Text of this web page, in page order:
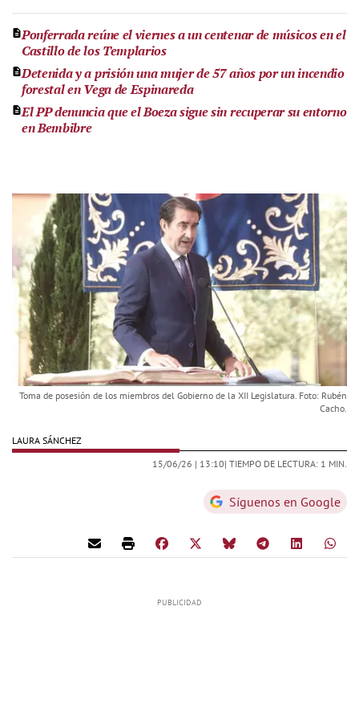
Ponferrada reúne el viernes a un centenar de músicos en el
Castillo de los Templarios
Detenida y a prisión una mujer de 57 años por un incendio
forestal en Vega de Espinareda
El PP denuncia que el Boeza sigue sin recuperar su entorno
en Bembibre
Toma de posesión de los miembros del Gobierno de la XII Legislatura. Foto: Rubén
Cacho.
LAURA SÁNCHEZ
15/06/26 | 13:10| TIEMPO DE LECTURA: 1 MIN.
Síguenos en Google